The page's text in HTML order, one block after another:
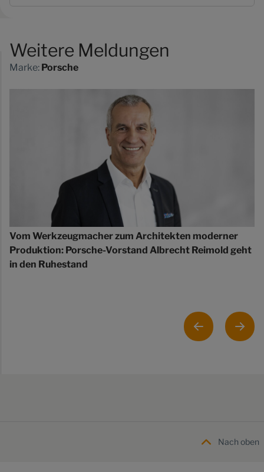
Weitere Meldungen
Marke: Porsche
Vom Werkzeugmacher zum Architekten moderner
Produktion: Porsche-Vorstand Albrecht Reimold geht
in den Ruhestand
Nach oben